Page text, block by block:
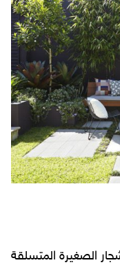
الصغيرة المتسلقة